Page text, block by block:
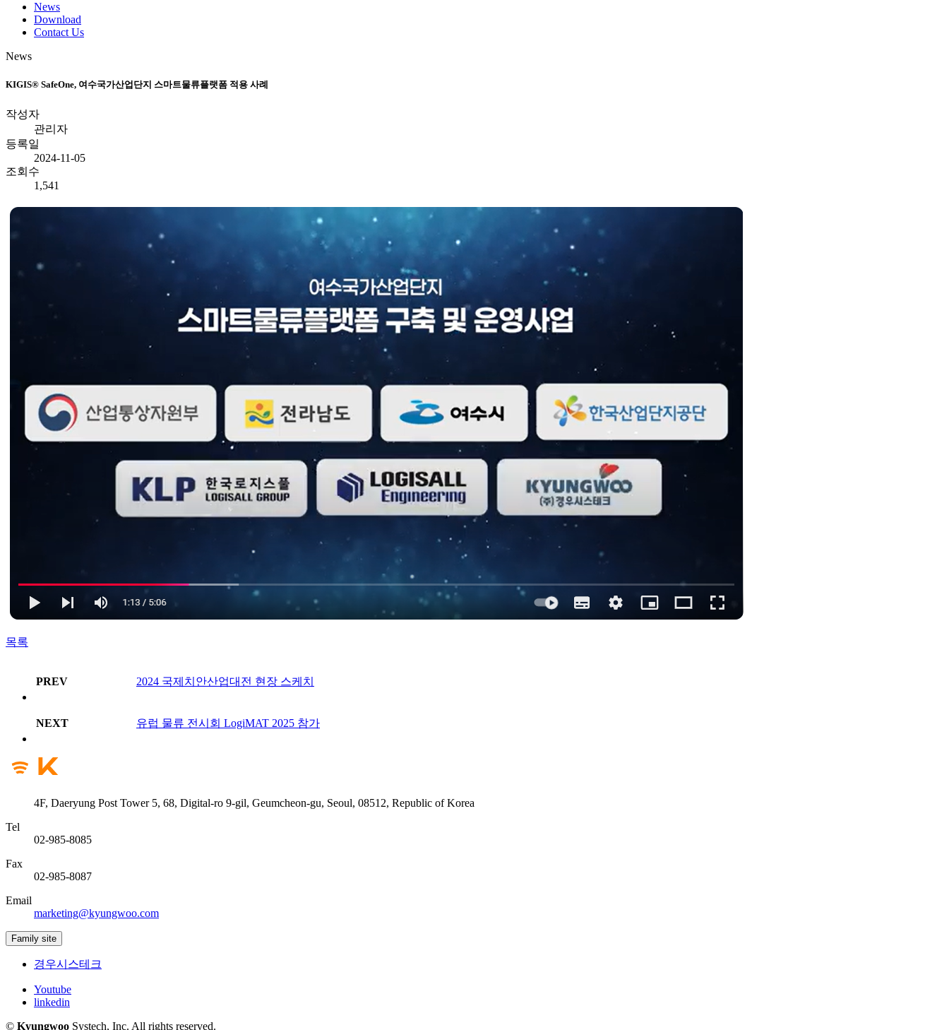
News
Download
Contact Us
News
KIGIS® SafeOne, 여수국가산업단지 스마트물류플랫폼 적용 사례
작성자
관리자
등록일
2024-11-05
조회수
1,541
목록
PREV 2024 국제치안산업대전 현장 스케치
NEXT 유럽 물류 전시회 LogiMAT 2025 참가
4F, Daeryung Post Tower 5, 68, Digital-ro 9-gil, Geumcheon-gu, Seoul, 08512, Republic of Korea
Tel
02-985-8085
Fax
02-985-8087
Email
marketing@kyungwoo.com
Family site
경우시스테크
Youtube
linkedin
© Kyungwoo Systech, Inc. All rights reserved.